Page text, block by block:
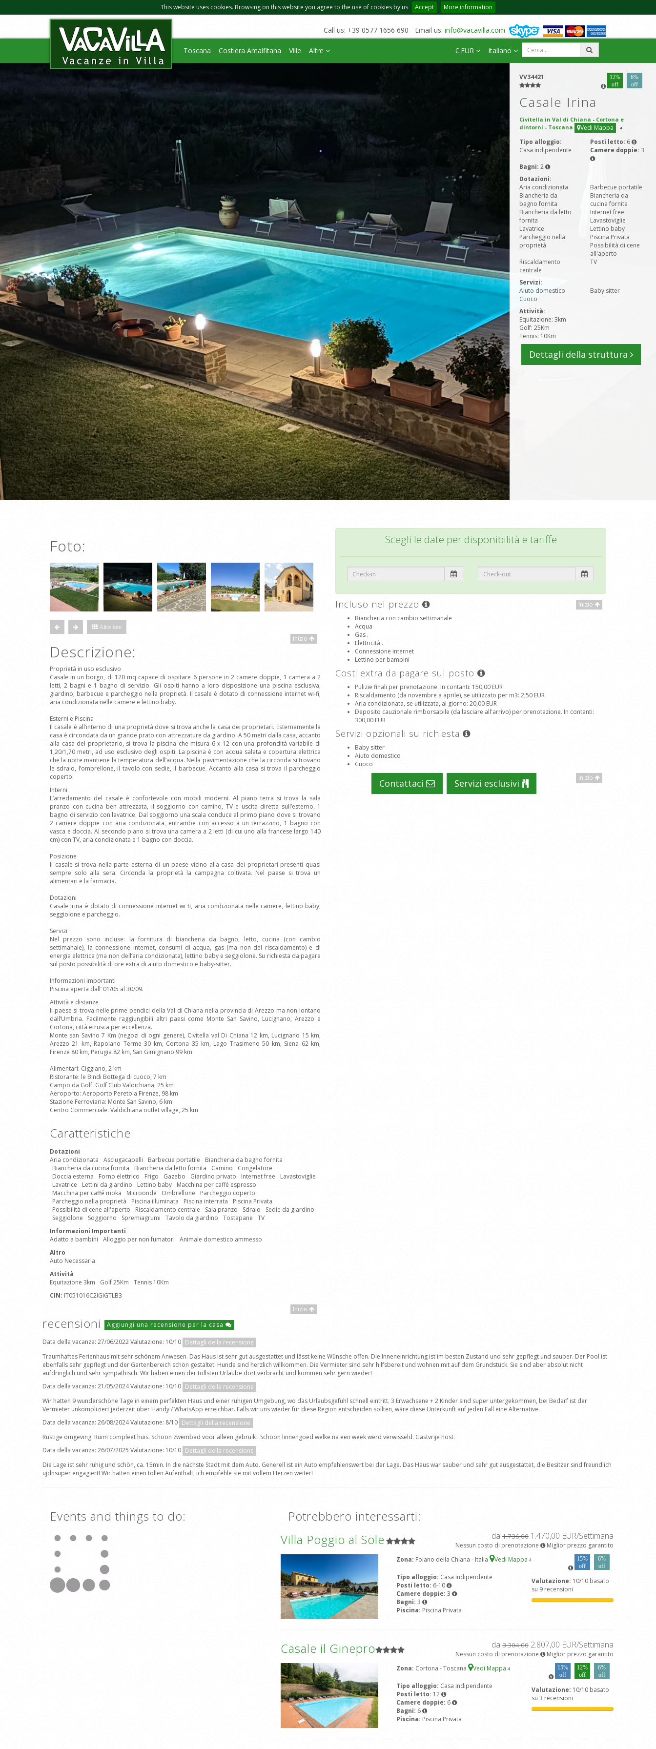
This website uses cookies. Browsing on this website you agree to the use of cookies by us Accept More information
Call us: +39 0577 1656 690 - Email us: info@vacavilla.com
Toscana Costiera Amalfitana Ville Altre € EUR Italiano
VV34421
12%
off
6%
off
Casale Irina
Civitella in Val di Chiana - Cortona e
dintorni - Toscana Vedi Mappa 4
Tipo alloggio:
Casa indipendente
Posti letto: 6
Camere doppie: 3
Bagni: 2
Dotazioni:
Aria condizionata
Barbecue portatile
Biancheria da
bagno fornita
Biancheria da
cucina fornita
Biancheria da letto
fornita
Internet free
Lavastoviglie
Lavatrice
Lettino baby
Parcheggio nella
proprietà
Piscina Privata
Possibilità di cene
all'aperto
Riscaldamento
centrale
TV
Servizi:
Aiuto domestico
Baby sitter
Cuoco
Attività:
Equitazione: 3km
Golf: 25Km
Tennis: 10Km
Dettagli della struttura
Foto:
Altre foto
Inizio
Descrizione:
Proprietà in uso esclusivo
Casale in un borgo, di 120 mq capace di ospitare 6 persone in 2 camere doppie, 1 camera a 2
letti, 2 bagni e 1 bagno di servizio. Gli ospiti hanno a loro disposizione una piscina esclusiva,
giardino, barbecue e parcheggio nella proprietà. Il casale è dotato di connessione internet wi-fi,
aria condizionata nelle camere e lettino baby.
Esterni e Piscina
Il casale è all’interno di una proprietà dove si trova anche la casa dei proprietari. Esternamente la
casa è circondata da un grande prato con attrezzature da giardino. A 50 metri dalla casa, accanto
alla casa del proprietario, si trova la piscina che misura 6 x 12 con una profondità variabile di
1,20/1,70 metri, ad uso esclusivo degli ospiti. La piscina è con acqua salata e copertura elettrica
che la notte mantiene la temperatura dell’acqua. Nella pavimentazione che la circonda si trovano
le sdraio, l’ombrellone, il tavolo con sedie, il barbecue. Accanto alla casa si trova il parcheggio
coperto.
Interni
L’arredamento del casale è confortevole con mobili moderni. Al piano terra si trova la sala
pranzo con cucina ben attrezzata, il soggiorno con camino, TV e uscita diretta sull’esterno, 1
bagno di servizio con lavatrice. Dal soggiorno una scala conduce al primo piano dove si trovano
2 camere doppie con aria condizionata, entrambe con accesso a un terrazzino, 1 bagno con
vasca e doccia. Al secondo piano si trova una camera a 2 letti (di cui uno alla francese largo 140
cm) con TV, aria condizionata e 1 bagno con doccia.
Posizione
Il casale si trova nella parte esterna di un paese vicino alla casa dei proprietari presenti quasi
sempre solo alla sera. Circonda la proprietà la campagna coltivata. Nel paese si trova un
alimentari e la farmacia.
Dotazioni
Casale Irina è dotato di connessione internet wi fi, aria condizionata nelle camere, lettino baby,
seggiolone e parcheggio.
Servizi
Nel prezzo sono incluse: la fornitura di biancheria da bagno, letto, cucina (con cambio
settimanale), la connessione internet, consumi di acqua, gas (ma non del riscaldamento) e di
energia elettrica (ma non dell’aria condizionata), lettino baby e seggiolone. Su richiesta da pagare
sul posto possibilità di ore extra di aiuto domestico e baby-sitter.
Informazioni importanti
Piscina aperta dall’ 01/05 al 30/09.
Attività e distanze
Il paese si trova nelle prime pendici della Val di Chiana nella provincia di Arezzo ma non lontano
dall’Umbria. Facilmente raggiungibili altri paesi come Monte San Savino, Lucignano, Arezzo e
Cortona, città etrusca per eccellenza.
Monte san Savino 7 Km (negozi di ogni genere), Civitella val Di Chiana 12 km, Lucignano 15 km,
Arezzo 21 km, Rapolano Terme 30 km, Cortona 35 km, Lago Trasimeno 50 km, Siena 62 km,
Firenze 80 km, Perugia 82 km, San Gimignano 99 km.
Alimentari: Ciggiano, 2 km
Ristorante: le Bindi Bottega di cuoco, 7 km
Campo da Golf: Golf Club Valdichiana, 25 km
Aeroporto: Aeroporto Peretola Firenze, 98 km
Stazione Ferroviaria: Monte San Savino, 6 km
Centro Commerciale: Valdichiana outlet village, 25 km
Caratteristiche
Dotazioni
Aria condizionata
Asciugacapelli Barbecue portatile
Biancheria da bagno fornita
Biancheria da cucina fornita
Biancheria da letto fornita Camino
Congelatore
Doccia esterna
Forno elettrico Frigo Gazebo Giardino privato Internet free
Lavastoviglie
Lavatrice
Lettini da giardino Lettino baby
Macchina per caffé espresso
Macchina per caffé moka
Microonde Ombrellone
Parcheggio coperto
Parcheggio nella proprietà
Piscina illuminata Piscina interrata
Piscina Privata
Possibilità di cene all'aperto
Riscaldamento centrale Sala pranzo Sdraio
Sedie da giardino
Seggiolone
Soggiorno Spremiagrumi Tavolo da giardino Tostapane
TV
Informazioni Importanti
Adatto a bambini
Alloggio per non fumatori
Animale domestico ammesso
Altro
Auto Necessaria
Attività
Equitazione 3km
Golf 25Km
Tennis 10Km
CIN: IT051016C2IGIGTLB3
Inizio
Scegli le date per disponibilità e tariffe
Inizio
Incluso nel prezzo
Biancheria con cambio settimanale
Acqua
Gas .
Elettricità .
Connessione internet
Lettino per bambini
Costi extra da pagare sul posto
Pulizie finali per prenotazione. In contanti: 150,00 EUR
Riscaldamento (da novembre a aprile), se utilizzato per m3: 2,50 EUR
Aria condizionata, se utilizzata, al giorno: 20,00 EUR
Deposito cauzionale rimborsabile (da lasciare all'arrivo) per prenotazione. In contanti:
300,00 EUR
Servizi opzionali su richiesta
Baby sitter
Aiuto domestico
Cuoco
Inizio
Contattaci Servizi esclusivi
recensioni Aggiungi una recensione per la casa
Data della vacanza: 27/06/2022 Valutazione: 10/10 Dettagli della recensione
Traumhaftes Ferienhaus mit sehr schönem Anwesen. Das Haus ist sehr gut ausgestattet und lässt keine Wünsche offen. Die Inneneinrichtung ist im besten Zustand und sehr gepflegt und sauber. Der Pool ist
ebenfalls sehr gepflegt und der Gartenbereich schön gestaltet. Hunde sind herzlich willkommen. Die Vermieter sind sehr hilfsbereit und wohnen mit auf dem Grundstück. Sie sind aber absolut nicht
aufdringlich und sehr sympathisch. Wir haben einen der tollsten Urlaube dort verbracht und kommen sehr gern wieder!
Data della vacanza: 21/05/2024 Valutazione: 10/10 Dettagli della recensione
Wir hatten 9 wunderschöne Tage in einem perfekten Haus und einer ruhigen Umgebung, wo das Urlaubsgefühl schnell eintritt. 3 Erwachsene + 2 Kinder sind super untergekommen, bei Bedarf ist der
Vermieter unkompliziert jederzeit über Handy / WhatsApp erreichbar. Falls wir uns wieder für diese Region entscheiden sollten, wäre diese Unterkunft auf jeden Fall eine Alternative.
Data della vacanza: 26/08/2024 Valutazione: 8/10 Dettagli della recensione
Rustige omgeving. Ruim compleet huis. Schoon zwembad voor alleen gebruik . Schoon linnengoed welke na een week werd verwisseld. Gastvrije host.
Data della vacanza: 26/07/2025 Valutazione: 10/10 Dettagli della recensione
Die Lage ist sehr ruhig und schön, ca. 15min. In die nächste Stadt mit dem Auto. Generell ist ein Auto empfehlenswert bei der Lage. Das Haus war sauber und sehr gut ausgestattet, die Besitzer sind freundlich
ujdnsuper engagiert! Wir hatten einen tollen Aufenthalt, ich empfehle sie mit vollem Herzen weiter!
Events and things to do:
Potrebbero interessarti:
Villa Poggio al Sole
da 1.736,00 1.470,00 EUR/Settimana
Nessun costo di prenotazione
Miglior prezzo garantito
Zona: Foiano della Chiana - Italia Vedi Mappa 4
15%
off
6%
off
Tipo alloggio: Casa indipendente
Posti letto: 6-10
Camere doppie: 3
Bagni: 3
Piscina: Piscina Privata
Valutazione: 10/10 basato
su 9 recensioni
Casale il Ginepro da 3.304,00 2.807,00 EUR/Settimana
Nessun costo di prenotazione
Miglior prezzo garantito
Zona: Cortona - Toscana Vedi Mappa 4
15%
off
12%
off
6%
off
Tipo alloggio: Casa indipendente
Posti letto: 12
Camere doppie: 6
Bagni: 6
Piscina: Piscina Privata
Valutazione: 10/10 basato
su 3 recensioni